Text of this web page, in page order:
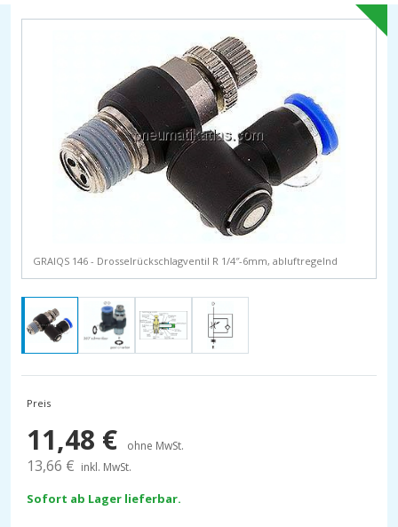
GRAIQS 146 - Drosselrückschlagventil R 1/4″-6mm, abluftregelnd
Preis
11,48 € ohne MwSt.
13,66 € inkl. MwSt.
Sofort ab Lager lieferbar.